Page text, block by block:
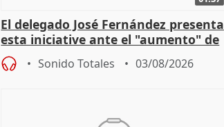
El delegado José Fernández presenta
esta iniciative ante el "aumento" de
personas sin hogar en Madri
Sonido Totales 03/08/2026